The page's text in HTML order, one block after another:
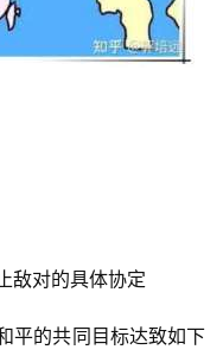
敌对的具体协定
平的共同目标达致如下